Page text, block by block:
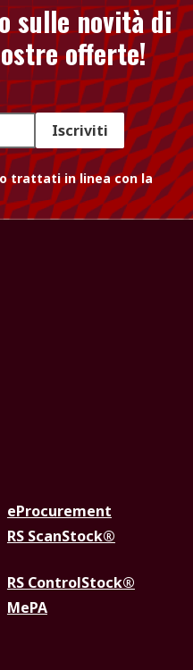
sulle novità di
offerte!
Iscriviti
trattati in linea con la
eProcurement
RS ScanStock®
RS ControlStock®
MePA